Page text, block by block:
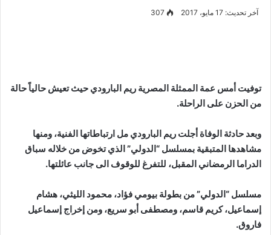
آخر تحديث: 17 مايو، 2017 307
توفيت أمس عمة الممثلة المصرية ريم البارودي حيث تعيش حالياً حالة
من الحزن على الراحلة.
وبعد حادثة الوفاة أجلت ريم البارودي مل ارتباطاتها الفنية، ومنها
مشاهدها المتبقية بمسلسل “الدولي” الذي تخوض من خلاله سباق
الدراما الرمضاني المقبل، للتفرغ للوقوف الى جانب عائلتها.
مسلسل “الدولي” من بطولة بيومي فؤاد، محمود الليثي، هشام
إسماعيل، كريم قاسم، ومصطفى أبو سريع، ومن إخراج إسماعيل
فاروق.